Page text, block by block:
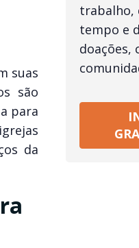
suas
são
para
da
trabalho,
tempo e
doações,